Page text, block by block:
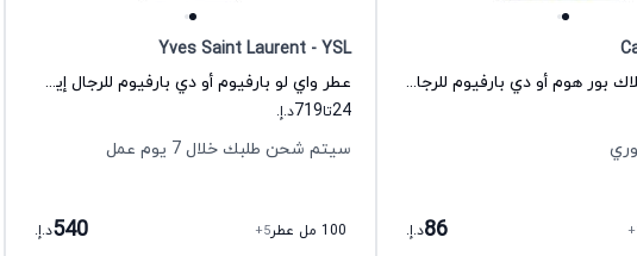
عطر كابتن بلاك بور هوم أو دي بارفيوم للرجال كابتن بلاك
86د.إ.
Yves Saint Laurent - YSL
عطر واي لو بارفيوم أو دي بارفيوم للرجال إيف سان لوران
24تا719د.إ.
سيتم شحن طلبك خلال 7 يوم عمل
100 مل عطر +5
540د.إ.